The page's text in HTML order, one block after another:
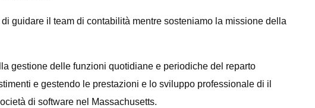
guidare il team di contabilità mentre sosteniamo la missione della
gestione delle funzioni quotidiane e periodiche del reparto
e gestendo le prestazioni e lo sviluppo professionale di il
di software nel Massachusetts.